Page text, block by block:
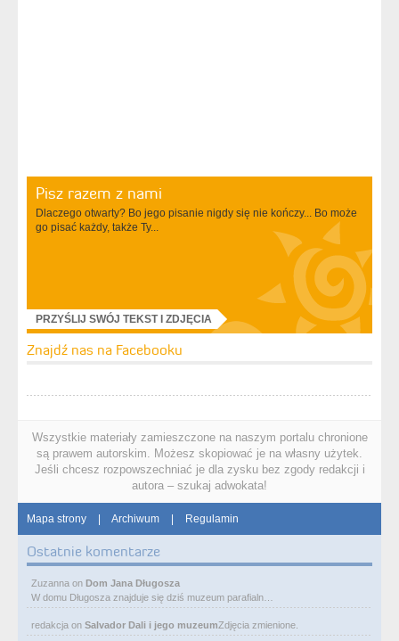
Pisz razem z nami
Dlaczego otwarty? Bo jego pisanie nigdy się nie kończy... Bo może
go pisać każdy, także Ty...
PRZYŚLIJ SWÓJ TEKST I ZDJĘCIA
Znajdź nas na Facebooku
Wszystkie materiały zamieszczone na naszym portalu chronione
są prawem autorskim. Możesz skopiować je na własny użytek.
Jeśli chcesz rozpowszechniać je dla zysku bez zgody redakcji i
autora – szukaj adwokata!
Mapa strony | Archiwum | Regulamin
Ostatnie komentarze
Zuzanna on Dom Jana Długosza
W domu Długosza znajduje się dziś muzeum parafialn…
redakcja on Salvador Dali i jego muzeumZdjęcia zmienione.